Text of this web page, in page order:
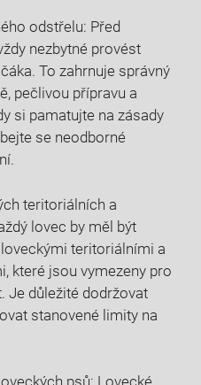
odstřelu: Před
nezbytné provést
To​ zahrnuje správný
pečlivou přípravu a
si pamatujte na zásady
se neodborné
teritoriálních a
lovec by měl být
teritoriálními a
které jsou vymezeny pro
Je⁣ důležité dodržovat
stanovené limity na